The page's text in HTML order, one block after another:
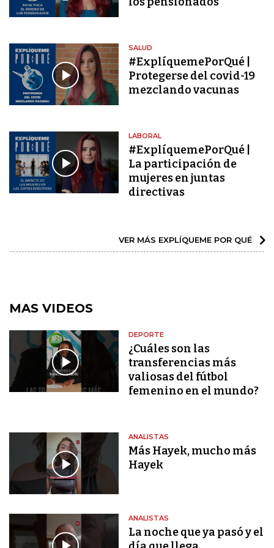
SALUD
#ExplíquemePorQué |
Protegerse del covid-19
mezclando vacunas
LABORAL
#ExplíquemePorQué |
La participación de
mujeres en juntas
directivas
VER MÁS EXPLÍQUEME POR QUÉ
MAS VIDEOS
DEPORTE
¿Cuáles son las
transferencias más
valiosas del fútbol
femenino en el mundo?
ANALISTAS
Más Hayek, mucho más
Hayek
ANALISTAS
La noche que ya pasó y el